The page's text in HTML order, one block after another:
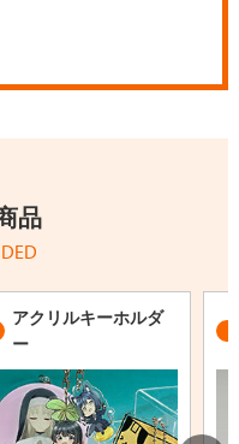
品
アクリルキーホルダ
ー